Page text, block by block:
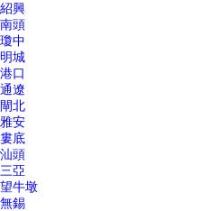
紹興
南頭
瓊中
明城
港口
通遼
閘北
雅安
婁底
汕頭
三亞
望牛墩
無錫